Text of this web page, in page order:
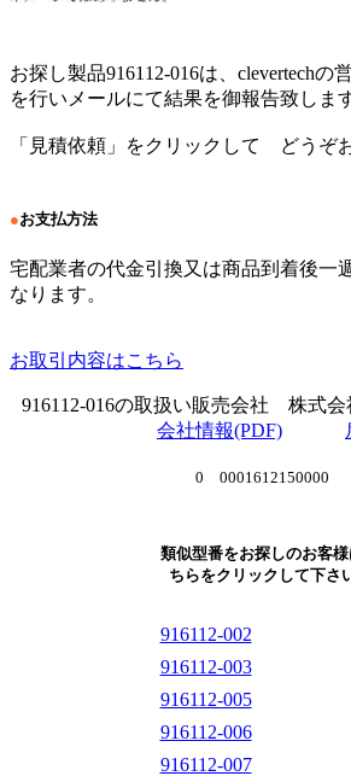
お探し製品916112-016は、clevertechの
を行いメールにて結果を御報告致します
「見積依頼」をクリックして どうぞ
●お支払方法
宅配業者の代金引換又は商品到着後一
なります。
お取引内容はこちら
916112-016の取扱い販売会社 株式
会社情報(PDF)
0 0001612150000
類似型番をお探しのお客様
ちらをクリックして下さい
916112-002
916112-003
916112-005
916112-006
916112-007